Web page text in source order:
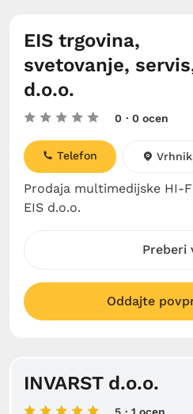
EIS trgovina,
svetovanje,
d.o.o.
0 · 0 ocen
Prodaja multimedijske HI-
EIS d.o.o.
Telefon
Preberi
Oddajte
INVARST d.o.o.